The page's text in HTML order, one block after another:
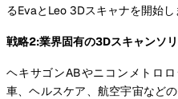
るEvaとLeo 3Dスキャナを開始し
戦略2:業界固有の3Dスキャンソ
ヘキサゴンABやニコンメトロ
車、ヘルスケア、航空宇宙など